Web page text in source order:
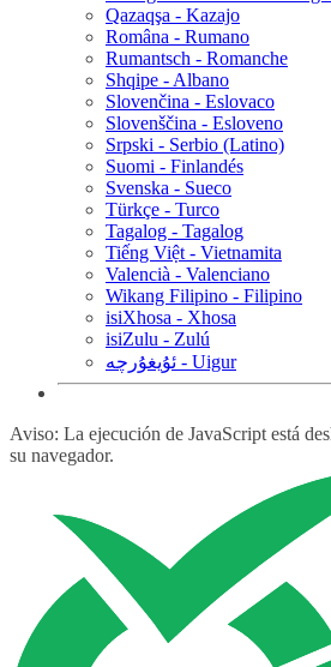
Qazaqşa - Kazajo
Româna - Rumano
Rumantsch - Romanche
Shqipe - Albano
Slovenčina - Eslovaco
Slovenščina - Esloveno
Srpski - Serbio (Latino)
Suomi - Finlandés
Svenska - Sueco
Türkçe - Turco
Tagalog - Tagalog
Tiếng Việt - Vietnamita
Valencià - Valenciano
Wikang Filipino - Filipino
isiXhosa - Xhosa
isiZulu - Zulú
ئۇيغۇرچە - Uigur
Aviso: La ejecución de JavaScript está
su navegador.